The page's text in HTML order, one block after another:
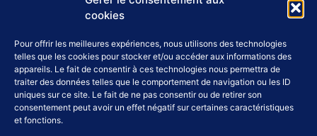
cookies
Pour offrir les meilleures expériences, nous utilisons des technologies
telles que les cookies pour stocker et/ou accéder aux informations des
appareils. Le fait de consentir à ces technologies nous permettra de
traiter des données telles que le comportement de navigation ou les ID
uniques sur ce site. Le fait de ne pas consentir ou de retirer son
consentement peut avoir un effet négatif sur certaines caractéristiques
et fonctions.
02 46 46 98 98
accueil@tap-patrimoine.fr